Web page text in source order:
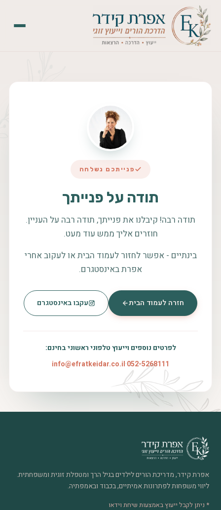
פנייתכם נשלחה
תודה על פנייתך
תודה רבה! קיבלנו את פנייתך, תודה רבה על העניין.
חוזרים אליך ממש עוד מעט.
בינתיים - אפשר לחזור לעמוד הבית או לעקוב אחרי
אפרת באינסטגרם.
חזרה לעמוד הבית עקבו באינסטגרם
לפרטים נוספים וייעוץ טלפוני ראשוני בחינם:
052-5268111
·
info@efratkeidar.co.il
אפרת קידר, מדריכת הורים לילדים בגיל הרך ומטפלת זוגית ומשפחתית.
ליווי משפחות לפתרונות אמיתיים, בכבוד ובאמפתיה.
* ניתן לקבל ייעוץ באמצעות שיחת וידאו